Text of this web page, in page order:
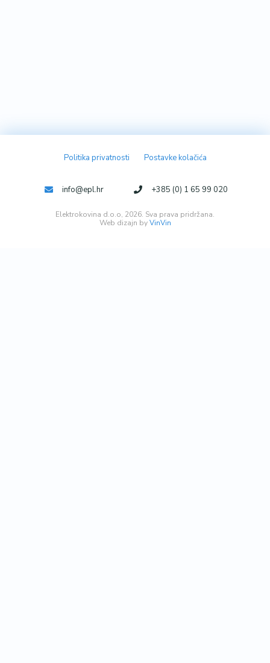
Politika privatnosti Postavke kolačića
Web dizajn byVinVin
Elektrokovina d.o.o, 2026. Sva prava pridržana.
info@epl.hr +385 (0) 1 65 99 020